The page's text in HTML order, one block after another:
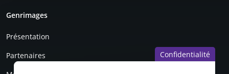
Genrimages
Présentation
Partenaires
Confidentialité